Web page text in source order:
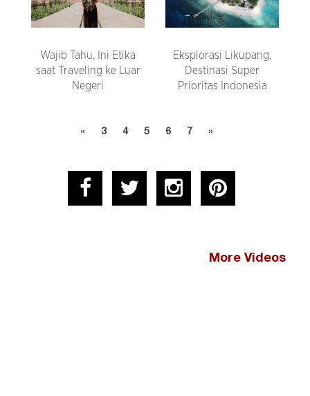
Wajib Tahu, Ini Etika
saat Traveling ke Luar
Negeri
Eksplorasi Likupang,
Destinasi Super
Prioritas Indonesia
« 3 4 5 6 7 »
More Videos